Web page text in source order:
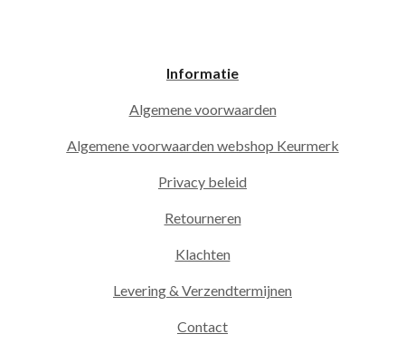
Informatie
Algemene voorwaarden
Algemene voorwaarden webshop Keurmerk
Privacy beleid
Retourneren
Klachten
Levering & Verzendtermijnen
Contact